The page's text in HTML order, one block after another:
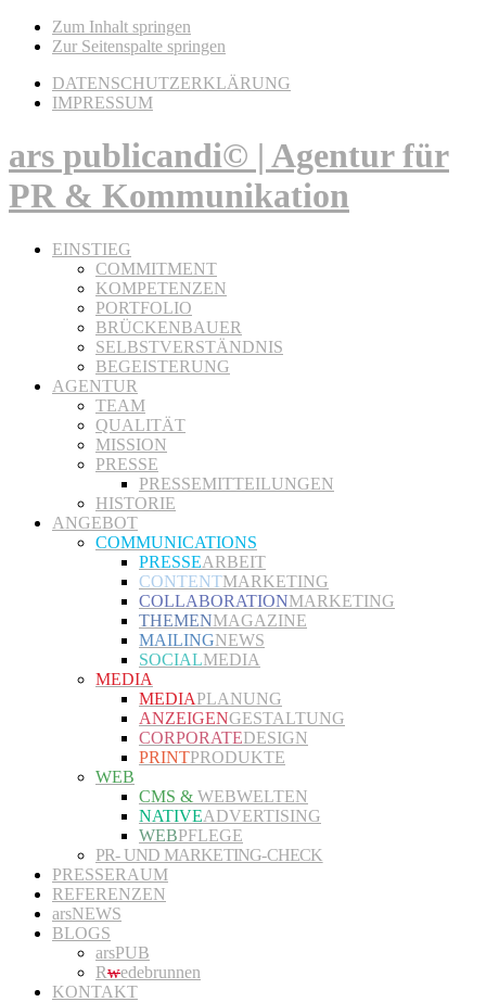
Zum Inhalt springen
Zur Seitenspalte springen
DATENSCHUTZERKLÄRUNG
IMPRESSUM
ars publicandi© | Agentur für
PR & Kommunikation
EINSTIEG
COMMITMENT
KOMPETENZEN
PORTFOLIO
BRÜCKENBAUER
SELBSTVERSTÄNDNIS
BEGEISTERUNG
AGENTUR
TEAM
QUALITÄT
MISSION
PRESSE
PRESSEMITTEILUNGEN
HISTORIE
ANGEBOT
COMMUNICATIONS
PRESSEARBEIT
CONTENTMARKETING
COLLABORATIONMARKETING
THEMENMAGAZINE
MAILINGNEWS
SOCIALMEDIA
MEDIA
MEDIAPLANUNG
ANZEIGENGESTALTUNG
CORPORATEDESIGN
PRINTPRODUKTE
WEB
CMS & WEBWELTEN
NATIVEADVERTISING
WEBPFLEGE
PR- UND MARKETING-CHECK
PRESSERAUM
REFERENZEN
arsNEWS
BLOGS
arsPUB
Rwedebrunnen
KONTAKT